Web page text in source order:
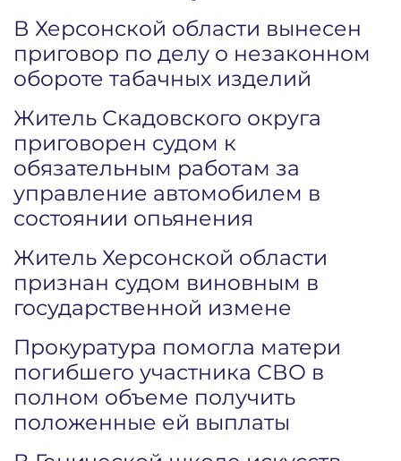
В Херсонской области вынесен
приговор по делу о незаконном
обороте табачных изделий
Житель Скадовского округа
приговорен судом к
обязательным работам за
управление автомобилем в
состоянии опьянения
Житель Херсонской области
признан судом виновным в
государственной измене
Прокуратура помогла матери
погибшего участника СВО в
полном объеме получить
положенные ей выплаты